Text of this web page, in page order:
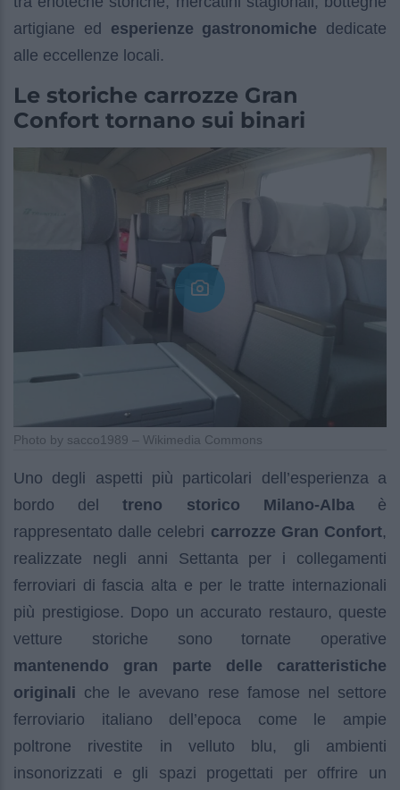
artigiane ed esperienze gastronomiche dedicate
alle eccellenze locali.
Le storiche carrozze Gran
Confort tornano sui binari
Photo by sacco1989 – Wikimedia Commons
Uno degli aspetti più particolari dell’esperienza a
bordo deltreno storico Milano-Albaè
rappresentato dalle celebri carrozze Gran Confort,
realizzate negli anni Settanta per i collegamenti
ferroviari di fascia alta e per le tratte internazionali
più prestigiose. Dopo un accurato restauro, queste
vetture storiche sono tornate operative
mantenendo gran parte delle caratteristiche
originali che le avevano rese famose nel settore
ferroviario italiano dell’epoca come le ampie
poltrone rivestite in velluto blu, gli ambienti
insonorizzati e gli spazi progettati per offrire un